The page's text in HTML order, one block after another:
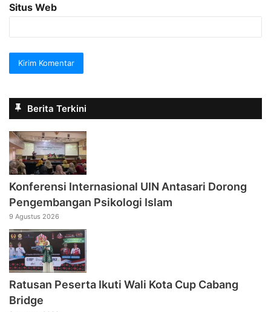
Situs Web
Berita Terkini
Konferensi Internasional UIN Antasari Dorong
Pengembangan Psikologi Islam
9 Agustus 2026
Ratusan Peserta Ikuti Wali Kota Cup Cabang
Bridge